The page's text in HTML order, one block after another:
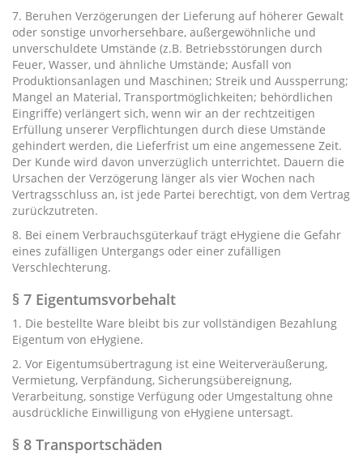
7. Beruhen Verzögerungen der Lieferung auf höherer Gewalt
oder sonstige unvorhersehbare, außergewöhnliche und
unverschuldete Umstände (z.B. Betriebsstörungen durch
Feuer, Wasser, und ähnliche Umstände; Ausfall von
Produktionsanlagen und Maschinen; Streik und Aussperrung;
Mangel an Material, Transportmöglichkeiten; behördlichen
Eingriffe) verlängert sich, wenn wir an der rechtzeitigen
Erfüllung unserer Verpflichtungen durch diese Umstände
gehindert werden, die Lieferfrist um eine angemessene Zeit.
Der Kunde wird davon unverzüglich unterrichtet. Dauern die
Ursachen der Verzögerung länger als vier Wochen nach
Vertragsschluss an, ist jede Partei berechtigt, von dem Vertrag
zurückzutreten.
8. Bei einem Verbrauchsgüterkauf trägt eHygiene die Gefahr
eines zufälligen Untergangs oder einer zufälligen
Verschlechterung.
§ 7 Eigentumsvorbehalt
1. Die bestellte Ware bleibt bis zur vollständigen Bezahlung
Eigentum von eHygiene.
2. Vor Eigentumsübertragung ist eine Weiterveräußerung,
Vermietung, Verpfändung, Sicherungsübereignung,
Verarbeitung, sonstige Verfügung oder Umgestaltung ohne
ausdrückliche Einwilligung von eHygiene untersagt.
§ 8 Transportschäden